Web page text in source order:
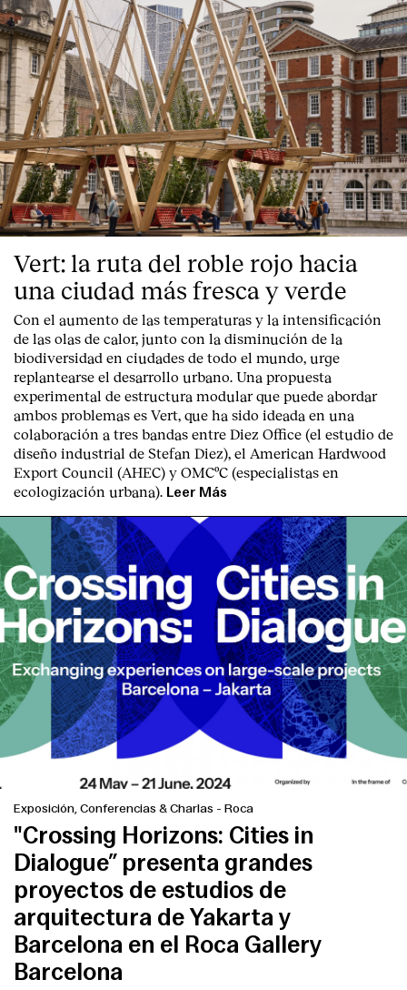
Contacto
Vert: la ruta del roble rojo hacia
una ciudad más fresca y verde
Con el aumento de las temperaturas y la intensificación
de las olas de calor, junto con la disminución de la
biodiversidad en ciudades de todo el mundo, urge
replantearse el desarrollo urbano. Una propuesta
experimental de estructura modular que puede abordar
ambos problemas es Vert, que ha sido ideada en una
colaboración a tres bandas entre Diez Office (el estudio de
diseño industrial de Stefan Diez), el American Hardwood
Export Council (AHEC) y OMCºC (especialistas en
ecologización urbana).
Leer Más
Exposición, Conferencias & Charlas - Roca
"Crossing Horizons: Cities in
Dialogue” presenta grandes
proyectos de estudios de
arquitectura de Yakarta y
Barcelona en el Roca Gallery
Barcelona